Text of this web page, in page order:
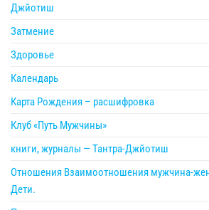
Джйотиш
Затмение
Здоровье
Календарь
Карта Рождения – расшифровка
Клуб «Путь Мужчины»
книги, журналы — Тантра-Джйотиш
Отношения Взаимоотношения мужчина-
Дети.